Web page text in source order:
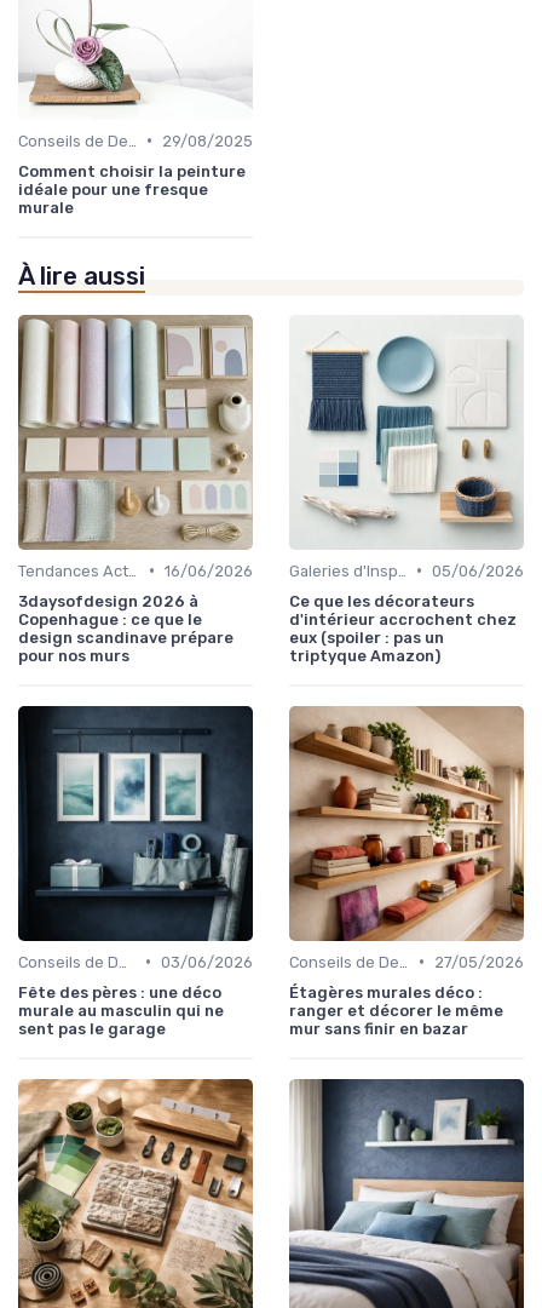
•
29/08/2025
Comment choisir la peinture
idéale pour une fresque
murale
À lire aussi
• 16/06/2026
3daysofdesign 2026 à
Copenhague : ce que le
design scandinave prépare
pour nos murs
• 05/06/2026
Ce que les décorateurs
d'intérieur accrochent chez
eux (spoiler : pas un
triptyque Amazon)
• 03/06/2026
Fête des pères : une déco
murale au masculin qui ne
sent pas le garage
•
27/05/2026
Étagères murales déco :
ranger et décorer le même
mur sans finir en bazar